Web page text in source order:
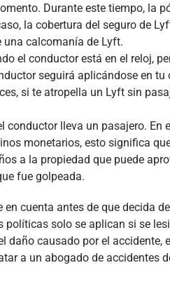
Durante este tiempo, la
la cobertura del seguro de
calcomanía de Lyft.
el conductor está en el reloj,
seguirá aplicándose en
si te atropella un Lyft sin
conductor lleva un pasajero. En
monetarios, esto significa
a la propiedad que puede
fue golpeada.
cuenta antes de que decida
políticas solo se aplican si se
daño causado por el accidente,
a un abogado de accidentes